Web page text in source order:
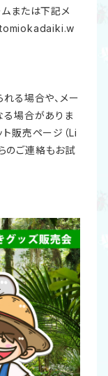
または下記メ
tomiokadaiki.w
る場合や、メー
る場合がありま
販売ページ（Li
のご連絡もお試